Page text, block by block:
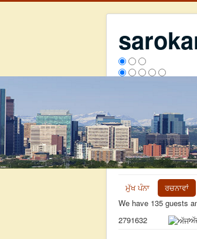
ਮੁੱਖ ਪੰਨਾ ਰਚਨਾਵਾਂ
We have 135 guests
2791632